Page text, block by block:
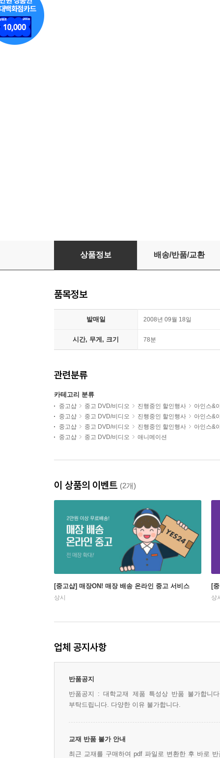
돼지코 아기공룡 임피의 모험
상품정보 배송/반품/교환
품목정보
발매일 2008년 09월 18일
시간, 무게, 크기 78분
관련분류
카테고리 분류
중고샵 중고 DVD/비디오 진행중인 할인행사
아인스&
중고샵
중고 DVD/비디오 진행중인 할인행사
아인스&
중고샵
중고 DVD/비디오 진행중인 할인행사
아인스&
중고샵
중고 DVD/비디오 애니메이션
이 상품의 이벤트 (2개)
[중고샵] 매장ON! 매장 배송 온라인 중고 서비스
상시
[
상
업체 공지사항
반품공지
반품공지 : 대학교재 제품 특성상 반품 불가합니
부탁드립니다. 다양한 이유 불가합니다.
교재 반품 불가 안내
최근 교재를 구매하여 pdf 파일로 변환한 후 바로